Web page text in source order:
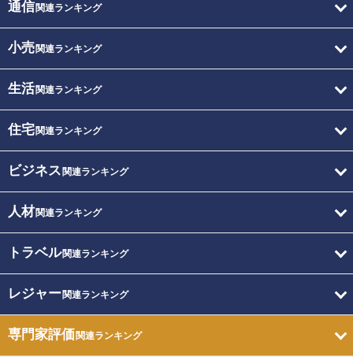
通信関連ランキング
小売関連ランキング
生活関連ランキング
住宅関連ランキング
ビジネス 関連ランキング
人材関連ランキング
トラベル関連ランキング
レジャー関連ランキング
専門家評価関連ランキング